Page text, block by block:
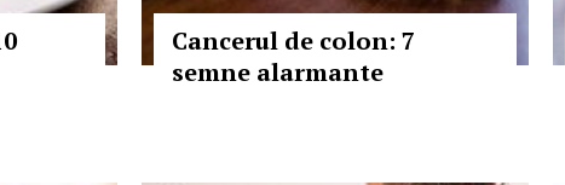
Cancerul de colon: 7
semne alarmante